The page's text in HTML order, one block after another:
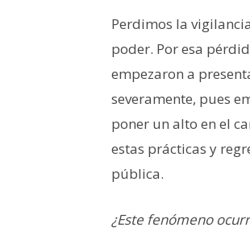
Perdimos la
poder. Por esa
empezaron a
severamente, pues
poner un alto en el
estas prácticas y
pública.
¿Este fenómeno